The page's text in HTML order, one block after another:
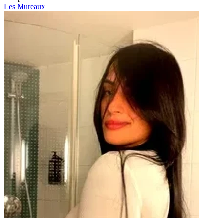
Les Mureaux